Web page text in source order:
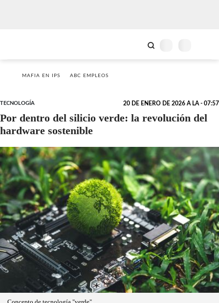
MAFIA EN IPS ABC EMPLEOS
TECNOLOGÍA 20 DE ENERO DE 2026 A LA - 07:57
Por dentro del silicio verde: la revolución del
hardware sostenible